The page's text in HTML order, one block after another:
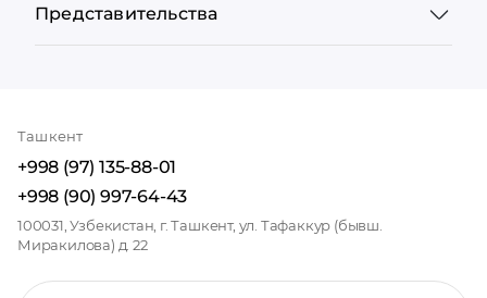
Представительства
Ташкент
+998 (97) 135-88-01
+998 (90) 997-64-43
100031, Узбекистан, г. Ташкент, ул. Тафаккур (бывш.
Миракилова) д. 22